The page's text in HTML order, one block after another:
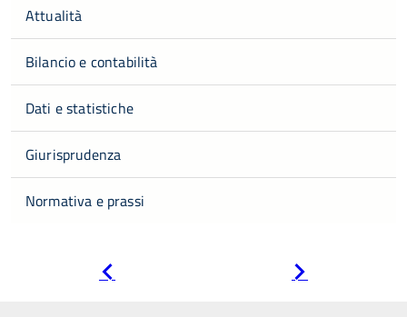
Attualità
Bilancio e contabilità
Dati e statistiche
Giurisprudenza
Normativa e prassi